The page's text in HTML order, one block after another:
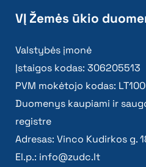
VĮ Žemės ūkio
Valstybės įmonė
Įstaigos kodas: 306205513
PVM mokėtojo kodas:
Duomenys kaupiami ir
registre
Adresas: Vinco Kudirkos g.
El.p.: info@zudc.lt